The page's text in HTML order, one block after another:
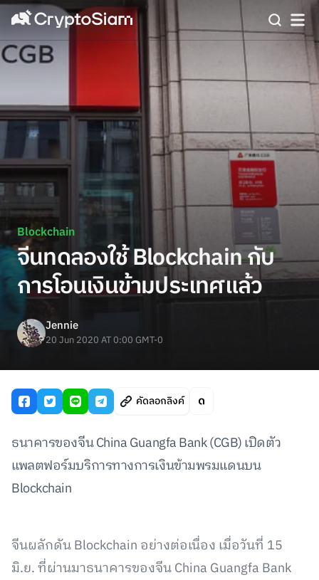
Blockchain
จีนทดลองใช้ Blockchain กับ
การโอนเงินข้ามประเทศแล้ว
Jennie
20 Jun 2020 AT 0:00 GMT-0
คัดลอกลิงค์
ธนาคารของจีน China Guangfa Bank (CGB) เปิดตัว
แพลตฟอร์มบริการทางการเงินข้ามพรมแดนบน
Blockchain
จีนผลักดัน Blockchain อย่างต่อเนื่อง เมื่อวันที่ 15
มิ.ย. ที่ผ่านมาธนาคารของจีน China Guangfa Bank